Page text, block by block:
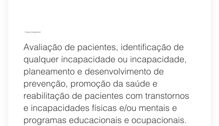
Terapia Ocupacional
Avaliação de pacientes, identificação de
qualquer incapacidade ou incapacidade,
planeamento e desenvolvimento de
prevenção, promoção da saúde e
reabilitação de pacientes com transtornos
e incapacidades físicas e/ou mentais e
programas educacionais e ocupacionais.